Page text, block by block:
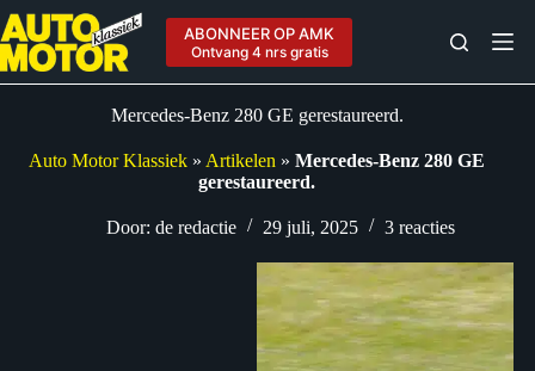
Ga
naar
de
inhoud
ABONNEER OP AMK
Ontvang 4 nrs gratis
Mercedes-Benz 280 GE gerestaureerd.
Auto Motor Klassiek » Artikelen »Mercedes-Benz 280 GE
gerestaureerd.
Door: de redactie 29 juli, 2025 3 reacties